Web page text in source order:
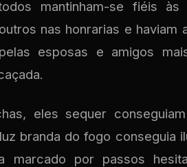
mantinham-se fiéis
nas honrarias e haviam
esposas e amigos
eles sequer
branda do fogo conseguia
marcado por passos